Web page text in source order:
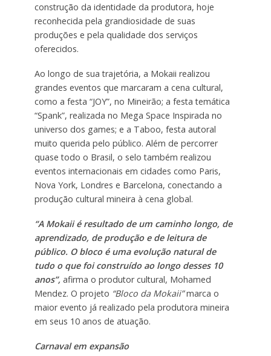
construção da identidade da produtora, hoje
reconhecida pela grandiosidade de suas
produções e pela qualidade dos serviços
oferecidos.
Ao longo de sua trajetória, a Mokaii realizou
grandes eventos que marcaram a cena cultural,
como a festa “JOY”, no Mineirão; a festa temática
“Spank”, realizada no Mega Space Inspirada no
universo dos games; e a Taboo, festa autoral
muito querida pelo público. Além de percorrer
quase todo o Brasil, o selo também realizou
eventos internacionais em cidades como Paris,
Nova York, Londres e Barcelona, conectando a
produção cultural mineira à cena global.
“A Mokaii é resultado de um caminho longo, de
aprendizado, de produção e de leitura de
público. O bloco é uma evolução natural de
tudo o que foi construído ao longo desses 10
anos”,afirma o produtor cultural, Mohamed
Mendez. O projeto “Bloco da Mokaii”marca o
maior evento já realizado pela produtora mineira
em seus 10 anos de atuação.
Carnaval em expansão